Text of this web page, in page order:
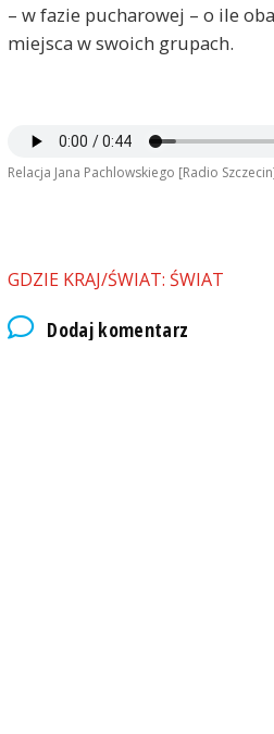
– w fazie pucharowej – o ile
miejsca w swoich grupach.
Relacja Jana Pachlowskiego [Radio
GDZIE KRAJ/ŚWIAT: ŚWIAT
Dodaj komentarz